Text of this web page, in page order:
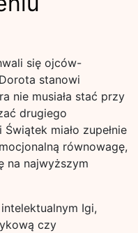
się ojców-
stanowi
nie musiała stać przy
drugiego
miało zupełnie
równowagę,
na najwyższym
Igi,
czy